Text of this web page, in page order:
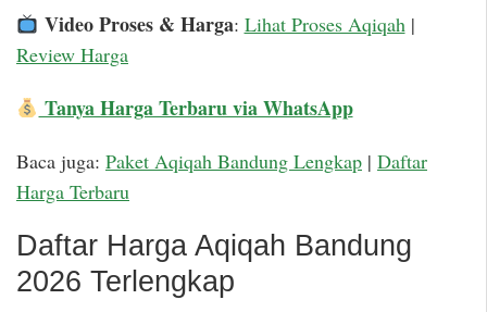
Video Proses & Harga: Lihat Proses Aqiqah|
Review Harga
Tanya Harga Terbaru via WhatsApp
Baca juga: Paket Aqiqah Bandung Lengkap | Daftar
Harga Terbaru
Daftar Harga Aqiqah Bandung
2026 Terlengkap